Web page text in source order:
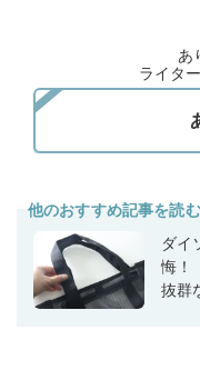
あ
ライタ
他のおすすめ記事を読む
ダイ
悔！
抜群